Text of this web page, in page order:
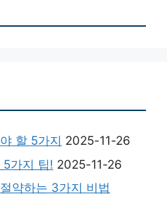
할 5가지 2025-11-26
5가지 팁! 2025-11-26
약하는 3가지 비법